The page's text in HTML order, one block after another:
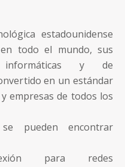
estadounidense
todo el mundo, sus
y de
en un estándar
empresas de todos los
pueden encontrar
para redes